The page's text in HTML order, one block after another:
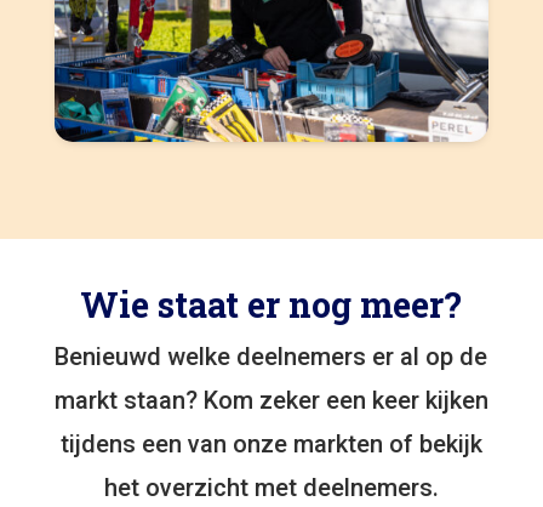
Wie staat er nog meer?
Benieuwd welke deelnemers er al op de
markt staan? Kom zeker een keer kijken
tijdens een van onze markten of bekijk
het overzicht met deelnemers.